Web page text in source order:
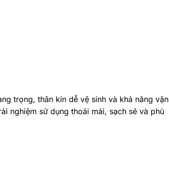
trọng, thân kín dễ vệ sinh và khả năng vận
nghiệm sử dụng thoải mái, sạch sẽ và phù